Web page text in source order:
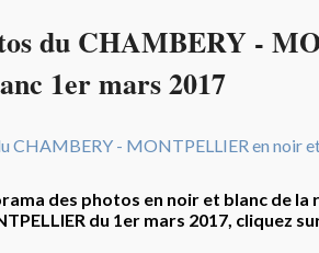
du CHAMBERY -
1er mars 2017
des photos en noir et blanc de la
du 1er mars 2017, cliquez